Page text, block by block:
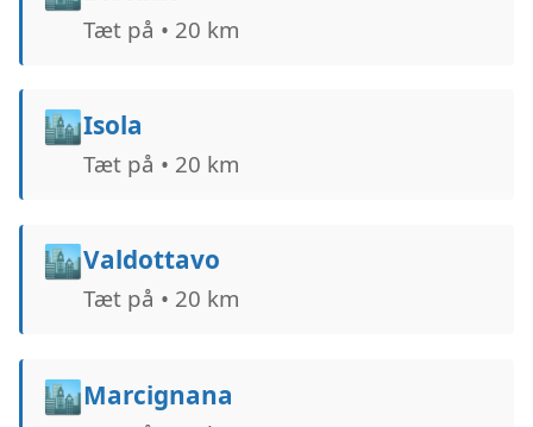
Tæt på • 20 km
🏙️Isola
Tæt på • 20 km
🏙️Valdottavo
Tæt på • 20 km
🏙️Marcignana